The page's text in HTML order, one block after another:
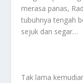
merasa panas,
tubuhnya tengah
sejuk dan segar…
Tak lama